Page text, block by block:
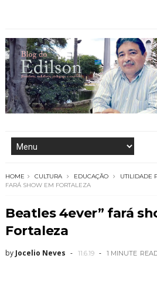
HOME CULTURA EDUCAÇÃO UTILIDADE
FARÁ SHOW EM FORTALEZA
Beatles 4ever” fará
Fortaleza
by Jocelio Neves 11.6.19 1 MINUTE